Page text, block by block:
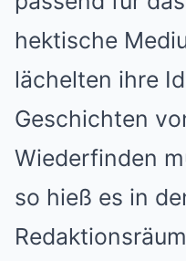
hektische
lächelten ihre
Geschichten
Wiederfinden
so hieß es in